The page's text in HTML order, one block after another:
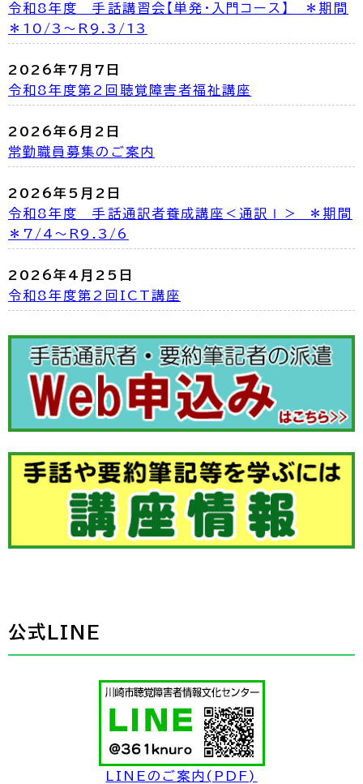
令和8年度 手話講習会【単発・入門コース】 ＊期間
＊10/3～R9.3/13
2026年7月7日
令和8年度第2回聴覚障害者福祉講座
2026年6月2日
常勤職員募集のご案内
2026年5月2日
令和8年度 手話通訳者養成講座＜通訳Ⅰ＞ ＊期間
＊7/4～R9.3/6
2026年4月25日
令和8年度第2回ICT講座
公式LINE
LINEのご案内(PDF)